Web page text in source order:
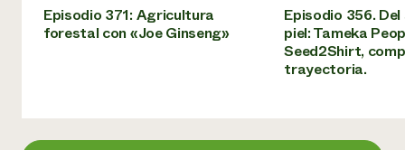
Episodio 371: Agricultura
forestal con «Joe Ginseng»
Episodio 356. Del
piel: Tameka
Seed2Shirt,
trayectoria.